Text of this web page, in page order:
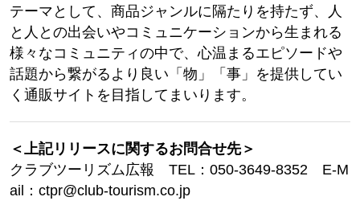
テーマとして、商品ジャンルに隔たりを持たず、人
と人との出会いやコミュニケーションから生まれる
様々なコミュニティの中で、心温まるエピソードや
話題から繋がるより良い「物」「事」を提供してい
く通販サイトを目指してまいります。
＜上記リリースに関するお問合せ先＞
クラブツーリズム広報 TEL：050-3649-8352 E-M
ail：ctpr@club-tourism.co.jp